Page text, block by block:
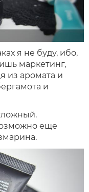
я не буду, ибо,
маркетинг,
из аромата и
и
еще